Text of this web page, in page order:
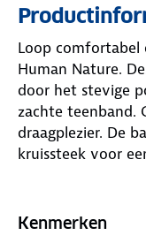
Loop comfortabel
Human Nature.
door het stevige
zachte teenband.
draagplezier. De
kruissteek voor
natuurlijk en licht
Kenmerken